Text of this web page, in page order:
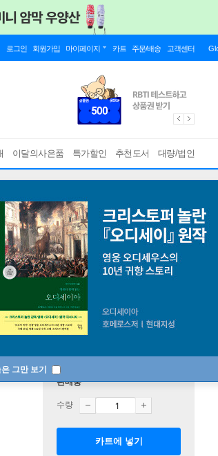
로그인 회원가입 마이페이지 카트 주문/배송 고객센터
이달의사은품 특가할인 추천도서 대량/법인
은 그만 보기
42위
판매중
수량
카트에 넣기